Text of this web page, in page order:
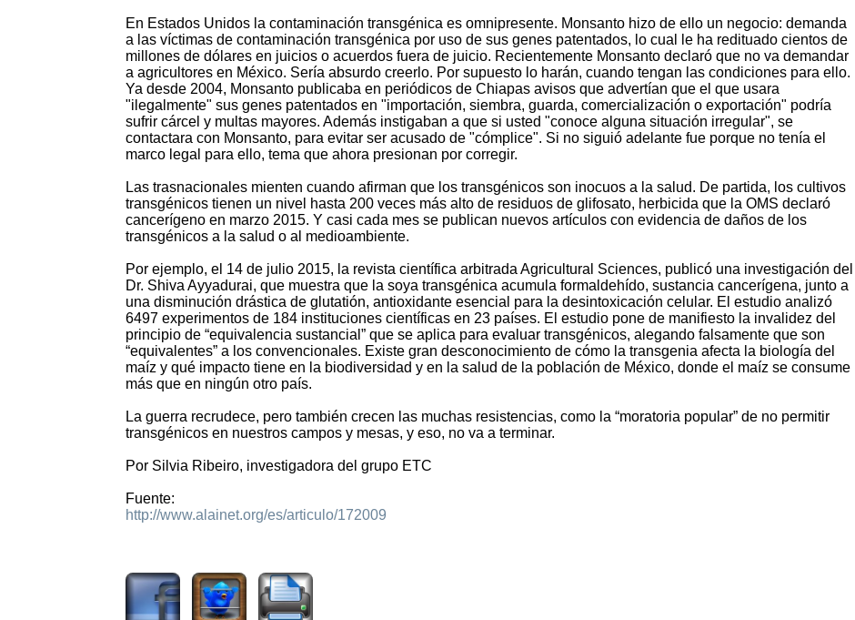
En Estados Unidos la contaminación transgénica es omnipresente. Monsanto hizo de ello un negocio: demanda
a las víctimas de contaminación transgénica por uso de sus genes patentados, lo cual le ha redituado cientos de
millones de dólares en juicios o acuerdos fuera de juicio. Recientemente Monsanto declaró que no va demandar
a agricultores en México. Sería absurdo creerlo. Por supuesto lo harán, cuando tengan las condiciones para ello.
Ya desde 2004, Monsanto publicaba en periódicos de Chiapas avisos que advertían que el que usara
"ilegalmente" sus genes patentados en "importación, siembra, guarda, comercialización o exportación" podría
sufrir cárcel y multas mayores. Además instigaban a que si usted "conoce alguna situación irregular", se
contactara con Monsanto, para evitar ser acusado de "cómplice". Si no siguió adelante fue porque no tenía el
marco legal para ello, tema que ahora presionan por corregir.
Las trasnacionales mienten cuando afirman que los transgénicos son inocuos a la salud. De partida, los cultivos
transgénicos tienen un nivel hasta 200 veces más alto de residuos de glifosato, herbicida que la OMS declaró
cancerígeno en marzo 2015. Y casi cada mes se publican nuevos artículos con evidencia de daños de los
transgénicos a la salud o al medioambiente.
Por ejemplo, el 14 de julio 2015, la revista científica arbitrada Agricultural Sciences, publicó una investigación del
Dr. Shiva Ayyadurai, que muestra que la soya transgénica acumula formaldehído, sustancia cancerígena, junto a
una disminución drástica de glutatión, antioxidante esencial para la desintoxicación celular. El estudio analizó
6497 experimentos de 184 instituciones científicas en 23 países. El estudio pone de manifiesto la invalidez del
principio de “equivalencia sustancial” que se aplica para evaluar transgénicos, alegando falsamente que son
“equivalentes” a los convencionales. Existe gran desconocimiento de cómo la transgenia afecta la biología del
maíz y qué impacto tiene en la biodiversidad y en la salud de la población de México, donde el maíz se consume
más que en ningún otro país.
La guerra recrudece, pero también crecen las muchas resistencias, como la “moratoria popular” de no permitir
transgénicos en nuestros campos y mesas, y eso, no va a terminar.
Por Silvia Ribeiro, investigadora del grupo ETC
Fuente:
http://www.alainet.org/es/articulo/172009